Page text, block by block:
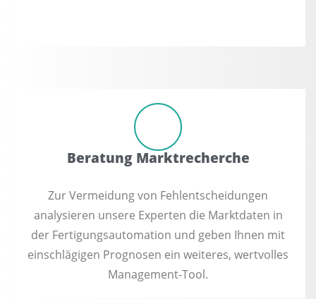
Beratung Marktrecherche
Zur Vermeidung von Fehlentscheidungen
analysieren unsere Experten die Marktdaten in
der Fertigungsautomation und geben Ihnen mit
einschlägigen Prognosen ein weiteres, wertvolles
Management-Tool.